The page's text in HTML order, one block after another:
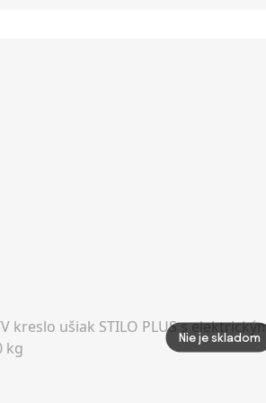
Nie je skladom